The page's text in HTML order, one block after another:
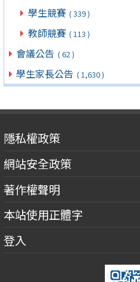
學生競賽 ( 339 )
教師競賽 ( 113 )
會議公告 ( 62 )
學生家長公告 ( 1,630 )
隱私權政策
網站安全政策
著作權聲明
本站使用正體字
登入